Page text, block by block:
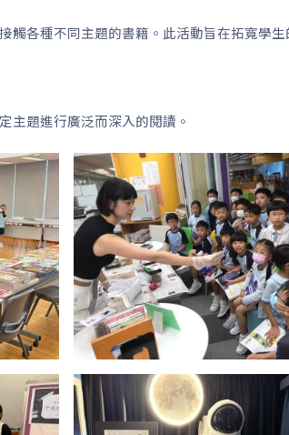
各種不同主題的書籍。此活動旨在拓寬學
主題進行廣泛而深入的閱讀。